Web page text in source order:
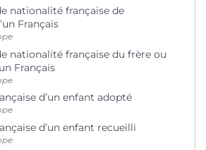
nationalité française de
Français
nationalité française du frère ou
Français
d’un enfant adopté
d’un enfant recueilli